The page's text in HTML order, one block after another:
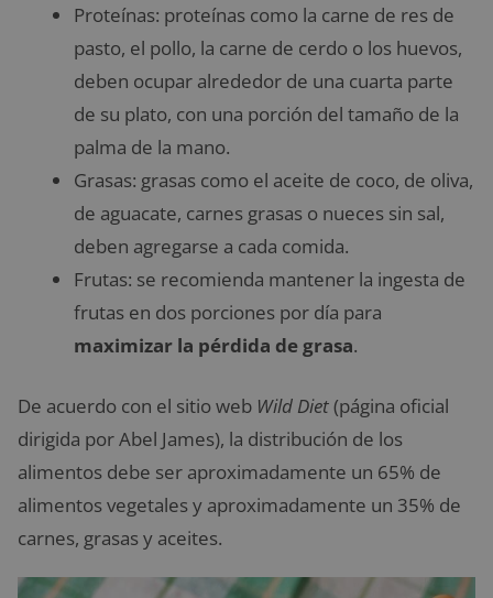
Proteínas: proteínas como la carne de res de
pasto, el pollo, la carne de cerdo o los huevos,
deben ocupar alrededor de una cuarta parte
de su plato, con una porción del tamaño de la
palma de la mano.
Grasas: grasas como el aceite de coco, de oliva,
de aguacate, carnes grasas o nueces sin sal,
deben agregarse a cada comida.
Frutas: se recomienda mantener la ingesta de
frutas en dos porciones por día para
maximizar la pérdida de grasa.
De acuerdo con el sitio web Wild Diet(página oficial
dirigida por Abel James), la distribución de los
alimentos debe ser aproximadamente un 65% de
alimentos vegetales y aproximadamente un 35% de
carnes, grasas y aceites.